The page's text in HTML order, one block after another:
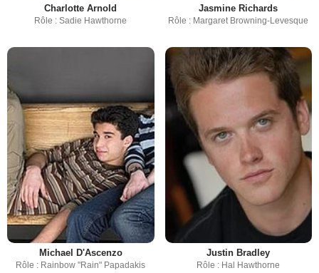
Charlotte Arnold
Rôle : Sadie Hawthorne
Jasmine Richards
Rôle : Margaret Browning-Levesque
Michael D'Ascenzo
Rôle : Rainbow "Rain" Papadakis
Justin Bradley
Rôle : Hal Hawthorne